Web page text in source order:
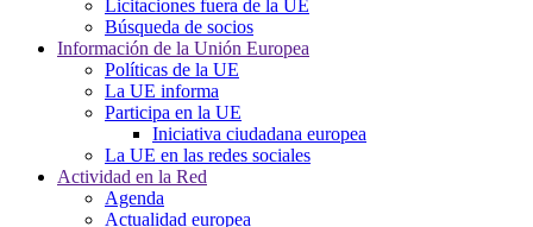
Licitaciones fuera de la UE
Búsqueda de socios
Información de la Unión Europea
Políticas de la UE
La UE informa
Participa en la UE
Iniciativa ciudadana europea
La UE en las redes sociales
Actividad en la Red
Agenda
Actualidad europea